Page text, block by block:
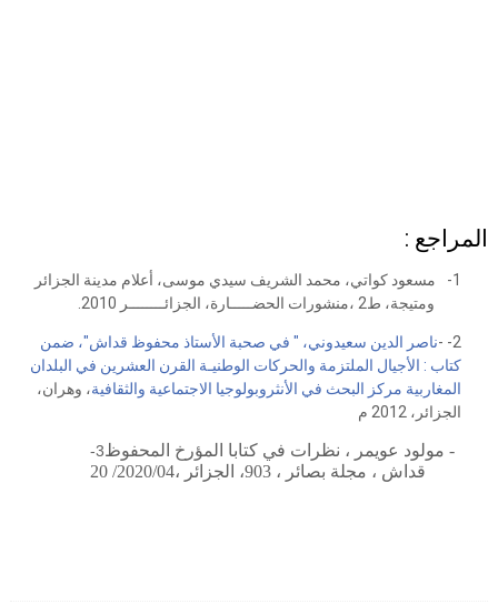
المراجع :
1-
مسعود كواتي، محمد الشريف سيدي موسى، أعلام مدينة الجزائر
ومتيجة، ط2 ،منشورات الحضـــــارة، الجزائــــــــر 2010.
2-
-ناصر الدين سعيدوني، " في صحبة الأستاذ محفوظ قداش"، ضمن
كتاب : الأجيال الملتزمة والحركات الوطنيـة القرن العشرين في البلدان
المغاربية مركز البحث في الأنثروبولوجيا الاجتماعية والثقافية، وهران،
الجزائر، 2012 م
3-- مولود عويمر ، نظرات في كتابا المؤرخ المحفوظ
قداش ، مجلة بصائر ، 903، الجزائر ،2020/04/ 20